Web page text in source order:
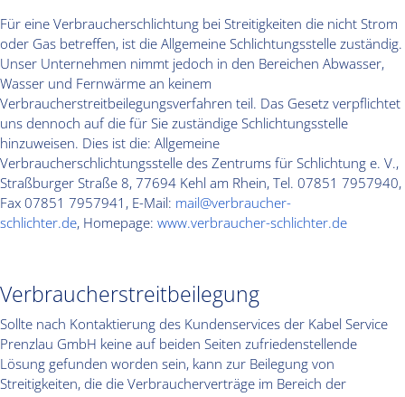
Für eine Verbraucherschlichtung bei Streitigkeiten die nicht Strom
oder Gas betreffen, ist die Allgemeine Schlichtungsstelle zuständig.
Unser Unternehmen nimmt jedoch in den Bereichen Abwasser,
Wasser und Fernwärme an keinem
Verbraucherstreitbeilegungsverfahren teil. Das Gesetz verpflichtet
uns dennoch auf die für Sie zuständige Schlichtungsstelle
hinzuweisen. Dies ist die: Allgemeine
Verbraucherschlichtungsstelle des Zentrums für Schlichtung e. V.,
Straßburger Straße 8, 77694 Kehl am Rhein, Tel. 07851 7957940,
Fax 07851 7957941, E-Mail: mail@verbraucher-
schlichter.de, Homepage: www.verbraucher-schlichter.de
Verbraucherstreitbeilegung
Sollte nach Kontaktierung des Kundenservices der Kabel Service
Prenzlau GmbH keine auf beiden Seiten zufriedenstellende
Lösung gefunden worden sein, kann zur Beilegung von
Streitigkeiten, die die Verbraucherverträge im Bereich der